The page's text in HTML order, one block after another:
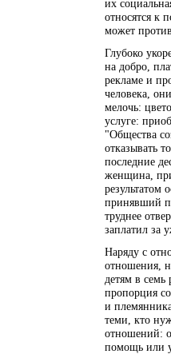
их
относятся к
может
Глубоко
на добро,
рекламе и
человека,
мелочь:
услуге:
"Общества
отказывать
последние
женщина,
результатом
принявший
труднее
заплатил за
Наряду с
отношения,
детям в семь
пропорция
и
теми, кто
отношений:
помощь или